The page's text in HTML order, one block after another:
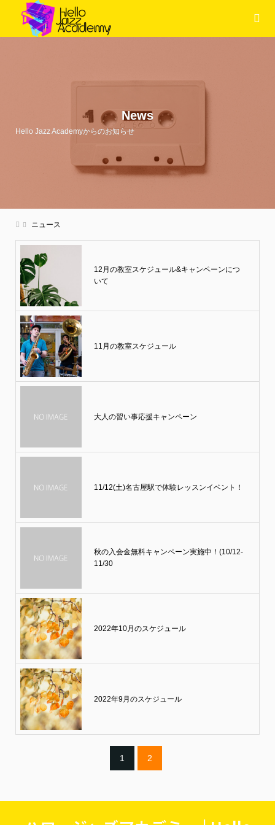
News
Hello Jazz Academyからのお知らせ
ニュース
12月の教室スケジュール&キャンペーンにつ
いて
11月の教室スケジュール
大人の習い事応援キャンペーン
11/12(土)名古屋駅で体験レッスンイベント！
秋の入会金無料キャンペーン実施中！(10/12-
11/30
2022年10月のスケジュール
2022年9月のスケジュール
1 2